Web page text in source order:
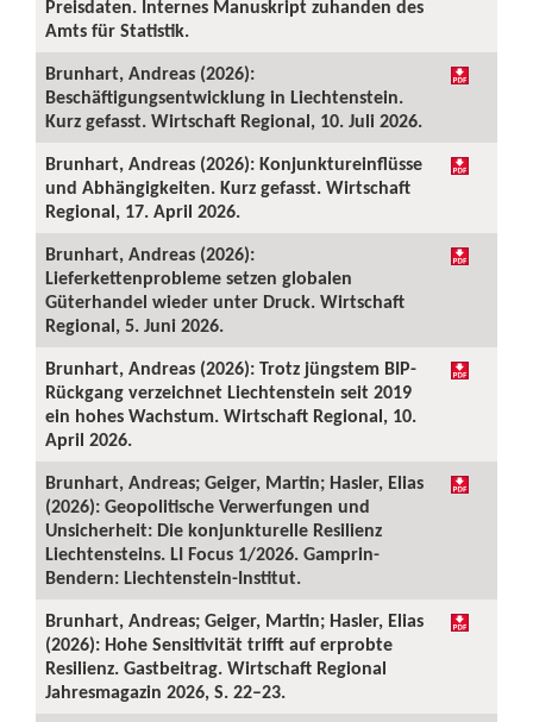
Preisdaten. Internes Manuskript zuhanden des
Amts für Statistik.
Brunhart, Andreas (2026):
Beschäftigungsentwicklung in Liechtenstein.
Kurz gefasst. Wirtschaft Regional, 10. Juli 2026.
Brunhart, Andreas (2026): Konjunktureinflüsse
und Abhängigkeiten. Kurz gefasst. Wirtschaft
Regional, 17. April 2026.
Brunhart, Andreas (2026):
Lieferkettenprobleme setzen globalen
Güterhandel wieder unter Druck. Wirtschaft
Regional, 5. Juni 2026.
Brunhart, Andreas (2026): Trotz jüngstem BIP-
Rückgang verzeichnet Liechtenstein seit 2019
ein hohes Wachstum. Wirtschaft Regional, 10.
April 2026.
Brunhart, Andreas; Geiger, Martin; Hasler, Elias
(2026): Geopolitische Verwerfungen und
Unsicherheit: Die konjunkturelle Resilienz
Liechtensteins. LI Focus 1/2026. Gamprin-
Bendern: Liechtenstein-Institut.
Brunhart, Andreas; Geiger, Martin; Hasler, Elias
(2026): Hohe Sensitivität trifft auf erprobte
Resilienz. Gastbeitrag. Wirtschaft Regional
Jahresmagazin 2026, S. 22–23.